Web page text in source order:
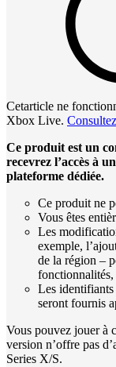
Cetarticle ne
Xbox Live.
Ce produit est un
recevrez l’accès à
plateforme dédiée.
Ce produit ne
Vous êtes
Les
exemple,
de la région –
Les identifiants
seront fournis
Vous pouvez jouer à
version n’offre pas
Series X/S.